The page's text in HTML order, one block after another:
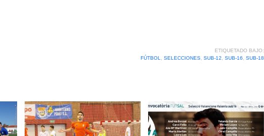
ETIQUETADO BAJO:
FÚTBOL
SELECCIONES, SUB-12 SUB-16 SUB-18